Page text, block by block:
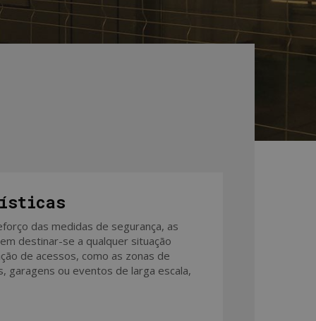
das medidas de segurança, as
destinar-se a qualquer situação
de acessos, como as zonas de
garagens ou eventos de larga escala,